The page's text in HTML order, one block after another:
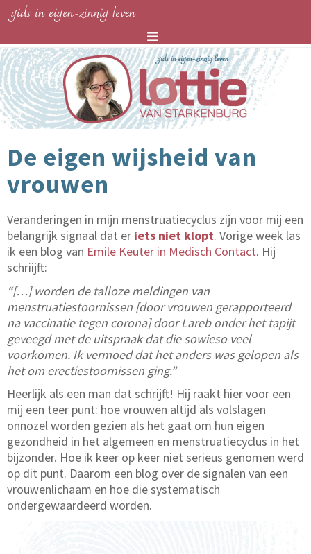
gids in eigen-zinnig leven
De eigen wijsheid van
vrouwen
Veranderingen in mijn menstruatiecyclus zijn voor mij een
belangrijk signaal dat er iets niet klopt. Vorige week las
ik een blog van Emile Keuter in Medisch Contact. Hij
schriijft:
“[…] worden de talloze meldingen van
menstruatiestoornissen [door vrouwen gerapporteerd
na vaccinatie tegen corona] door Lareb onder het tapijt
geveegd met de uitspraak dat die sowieso veel
voorkomen. Ik vermoed dat het anders was gelopen als
het om erectiestoornissen ging.”
Heerlijk als een man dat schrijft! Hij raakt hier voor een
mij een teer punt: hoe vrouwen altijd als volslagen
onnozel worden gezien als het gaat om hun eigen
gezondheid in het algemeen en menstruatiecyclus in het
bijzonder. Hoe ik keer op keer niet serieus genomen werd
op dit punt. Daarom een blog over de signalen van een
vrouwenlichaam en hoe die systematisch
ondergewaardeerd worden.